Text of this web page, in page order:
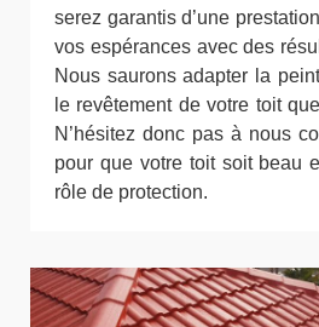
serez garantis d’une
vos espérances avec des
Nous saurons adapter la
le revêtement de votre toit
N’hésitez donc pas à nous
pour que votre toit soit beau
rôle de protection.